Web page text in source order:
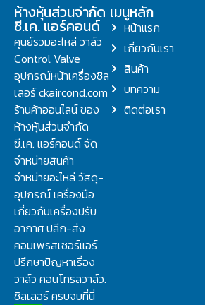
ห้างหุ้นส่วนจำกัด
ซี.เค. แอร์คอนด์
ศูนย์รวมอะไหล่ วาล์ว
Control Valve
อุปกรณ์หน้าเครื่องชิล
เลอร์ ckaircond.com
ร้านค้าออนไลน์ ของ
ห้างหุ้นส่วนจำกัด
ซี.เค. แอร์คอนด์ จัด
จำหน่ายสินค้า
จำหน่ายอะไหล่ วัสดุ-
อุปกรณ์ เครื่องมือ
เกี่ยวกับเครื่องปรับ
อากาศ ปลีก-ส่ง
คอมเพรสเซอร์แอร์
ปรึกษาปัญหาเรื่อง
วาล์ว คอนโทรลวาล์ว.
ชิลเลอร์ ครบจบที่นี่
เมนูหลัก
หน้าแรก
เกี่ยวกับเรา
สินค้า
บทความ
ติดต่อเรา